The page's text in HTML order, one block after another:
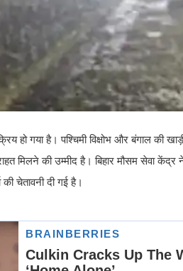
हो गया है। पश्चिमी विक्षोभ और बंगाल
मिलने की उम्मीद है। बिहार मौसम सेवा
चेतावनी दी गई है।